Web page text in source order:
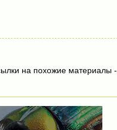
на похожие материалы -